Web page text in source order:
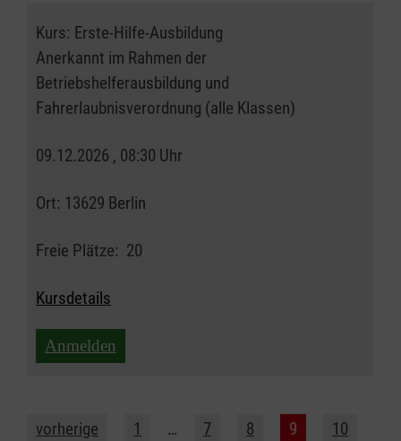
Kurs: Erste-Hilfe-Ausbildung
Anerkannt im Rahmen der
Betriebshelferausbildung und
Fahrerlaubnisverordnung (alle Klassen)
09.12.2026 , 08:30 Uhr
Ort: 13629 Berlin
Freie Plätze: 20
Kursdetails
Anmelden
vorherige 1 … 7 8 9 10